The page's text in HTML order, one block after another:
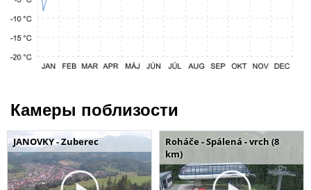
Камеры поблизости
JANOVKY - Zuberec
Roháče - Spálená - vrch (8
km)